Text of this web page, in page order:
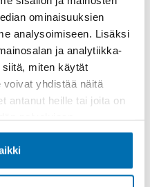
ominaisuuksien
analysoimiseen. Lisäksi
ja analytiikka-
miten käytät
yhdistää näitä
antanut heille tai joita on
/
km